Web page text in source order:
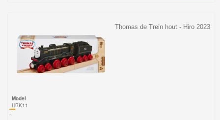
Thomas de Trein hout - Hiro 2023
Model
HBK11
-